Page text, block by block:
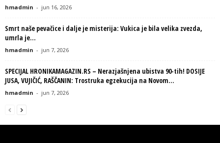
hmadmin - jun 16, 2026
Smrt naše pevačice i dalje je misterija: Vukica je bila velika zvezda,
umrla je...
hmadmin - jun 7, 2026
SPECIJAL HRONIKAMAGAZIN.RS – Nerazjašnjena ubistva 90-tih! DOSIJE
JUSA, VUJIČIĆ, RAŠČANIN: Trostruka egzekucija na Novom...
hmadmin - jun 7, 2026